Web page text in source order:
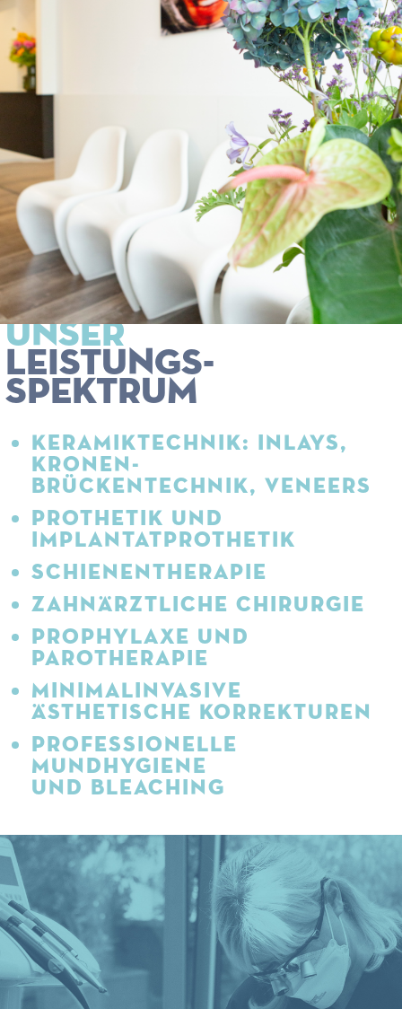
UNSER
LEISTUNGS­­
SPEKTRUM
KERAMIKTECHNIK: INLAYS,
KRONEN-
BRÜCKENTECHNIK, VENEERS
PROTHETIK UND
IMPLANTATPROTHETIK
SCHIENENTHERAPIE
ZAHNÄRZTLICHE CHIRURGIE
PROPHYLAXE UND
PAROTHERAPIE
MINIMALINVASIVE
ÄSTHETISCHE KORREKTUREN
PROFESSIONELLE
MUNDHYGIENE
UND BLEACHING